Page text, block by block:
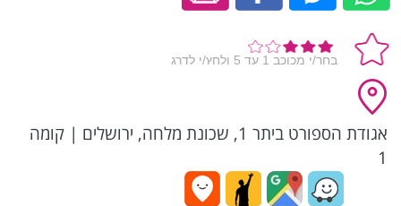
אגודת הספורט ביתר 1, שכונת מלחה, ירושלים | קומה
1